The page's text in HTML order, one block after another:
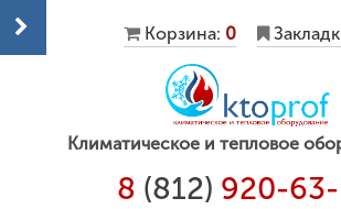
Корзина: 0
Климатическое и тепловое
8 (812) 920-63-